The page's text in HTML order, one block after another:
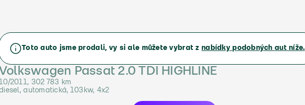
Toto auto jsme prodali, vy si ale můžete vybrat z nabídky podobných aut níže.
Volkswagen Passat 2.0 TDI HIGHLINE
2011, 302 783 km
automatická, 103kw, 4x2